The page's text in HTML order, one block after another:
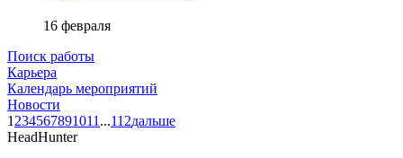
16 февраля
Поиск работы
Карьера
Календарь мероприятий
Новости
1 234567891011 ...112дальше
HeadHunter